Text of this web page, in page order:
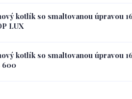
kotlík so smaltovanou úpravou
LUX
kotlík so smaltovanou úpravou
600